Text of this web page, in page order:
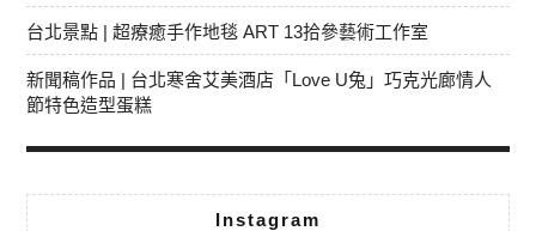
台北景點 | 超療癒手作地毯 ART 13拾參藝術工作室
新聞稿作品 | 台北寒舍艾美酒店「Love U兔」巧克光廊情人
節特色造型蛋糕
Instagram